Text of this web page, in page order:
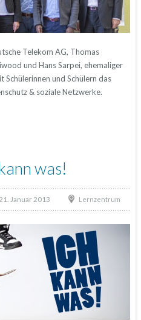
Telekom AG, Thomas
und Hans Sarpei, ehemaliger
und Schülern das
& soziale Netzwerke.
was!
21. Januar 2013 Lernzentrum